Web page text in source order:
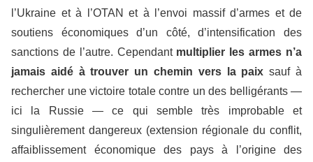
l’Ukraine et à l’OTAN et à l’envoi massif d’armes et de
soutiens économiques d’un côté, d’intensification des
sanctions de l’autre. Cependant multiplier les armes n’a
jamais aidé à trouver un chemin vers la paix sauf à
rechercher une victoire totale contre un des belligérants —
ici la Russie — ce qui semble très improbable et
singulièrement dangereux (extension régionale du conflit,
affaiblissement économique des pays à l’origine des